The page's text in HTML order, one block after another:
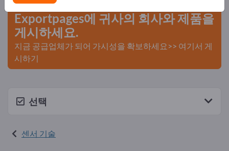
Exportpages에 귀사의 회사와 제품을
게시하세요.
지금 공급업체가 되어 가시성을 확보하세요>> 여기서 게
시하기
선택
센서 기술